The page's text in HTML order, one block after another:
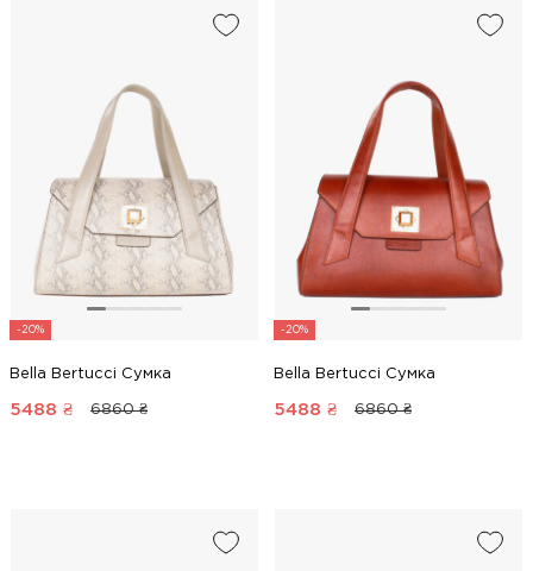
-20%
Bella Bertucci Сумка
5488 ₴ 6860 ₴
-20%
Bella Bertucci Сумка
5488 ₴ 6860 ₴